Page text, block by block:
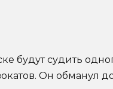
будут судить
Он обманул